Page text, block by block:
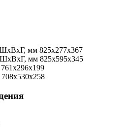
ШxВxГ, мм 825x277x367
ШxВxГ, мм 825x595x345
761x296x199
708x530x258